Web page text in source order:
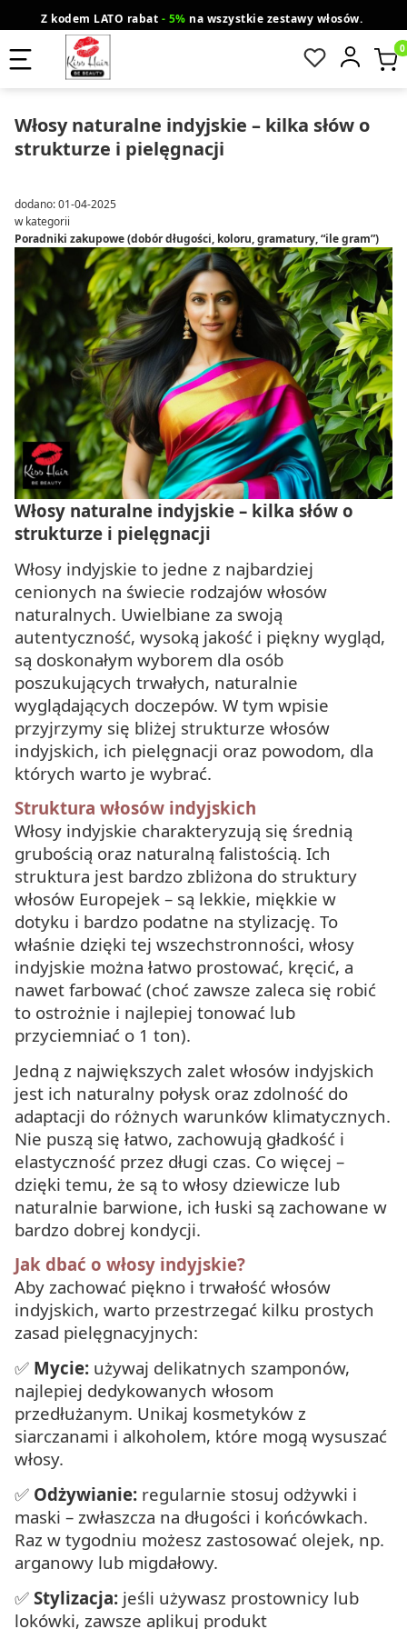
Z kodem LATO rabat - 5% na wszystkie zestawy włosów.
wysyłka gratis od 200 zł Orlen Paczka
Włosy naturalne indyjskie – kilka słów o
strukturze i pielęgnacji
dodano: 01-04-2025
w kategorii
Poradniki zakupowe (dobór długości, koloru, gramatury, “ile gram”)
Włosy naturalne indyjskie – kilka słów o
strukturze i pielęgnacji
Włosy indyjskie to jedne z najbardziej
cenionych na świecie rodzajów włosów
naturalnych. Uwielbiane za swoją
autentyczność, wysoką jakość i piękny wygląd,
są doskonałym wyborem dla osób
poszukujących trwałych, naturalnie
wyglądających doczepów. W tym wpisie
przyjrzymy się bliżej strukturze włosów
indyjskich, ich pielęgnacji oraz powodom, dla
których warto je wybrać.
Struktura włosów indyjskich
Włosy indyjskie charakteryzują się średnią
grubością oraz naturalną falistością. Ich
struktura jest bardzo zbliżona do struktury
włosów Europejek – są lekkie, miękkie w
dotyku i bardzo podatne na stylizację. To
właśnie dzięki tej wszechstronności, włosy
indyjskie można łatwo prostować, kręcić, a
nawet farbować (choć zawsze zaleca się robić
to ostrożnie i najlepiej tonować lub
przyciemniać o 1 ton).
Jedną z największych zalet włosów indyjskich
jest ich naturalny połysk oraz zdolność do
adaptacji do różnych warunków klimatycznych.
Nie puszą się łatwo, zachowują gładkość i
elastyczność przez długi czas. Co więcej –
dzięki temu, że są to włosy dziewicze lub
naturalnie barwione, ich łuski są zachowane w
bardzo dobrej kondycji.
Jak dbać o włosy indyjskie?
Aby zachować piękno i trwałość włosów
indyjskich, warto przestrzegać kilku prostych
zasad pielęgnacyjnych:
✅ Mycie: używaj delikatnych szamponów,
najlepiej dedykowanych włosom
przedłużanym. Unikaj kosmetyków z
siarczanami i alkoholem, które mogą wysuszać
włosy.
✅ Odżywianie: regularnie stosuj odżywki i
maski – zwłaszcza na długości i końcówkach.
Raz w tygodniu możesz zastosować olejek, np.
arganowy lub migdałowy.
✅ Stylizacja: jeśli używasz prostownicy lub
lokówki, zawsze aplikuj produkt